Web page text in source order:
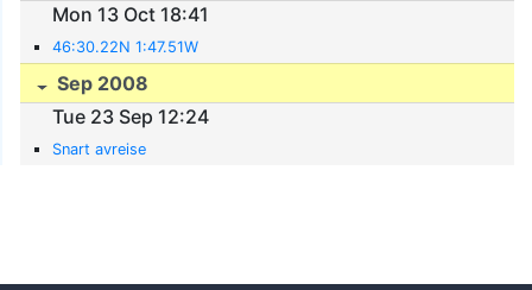
Mon 13 Oct 18:41
46:30.22N 1:47.51W
Sep 2008
Tue 23 Sep 12:24
Snart avreise